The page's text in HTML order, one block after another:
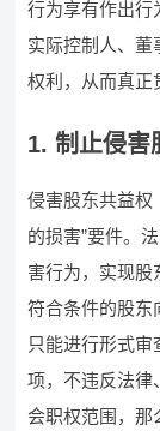
行为享有作出行
实际控制人、董
权利，从而真正
1. 制止侵害
侵害股东共益权
的损害”要件。
害行为，实现股
符合条件的股东
只能进行形式
项，不违反法律
会职权范围，那